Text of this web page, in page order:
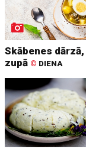
Skābenes
zupā © DIENA